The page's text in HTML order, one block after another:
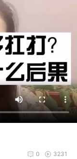
3231
0